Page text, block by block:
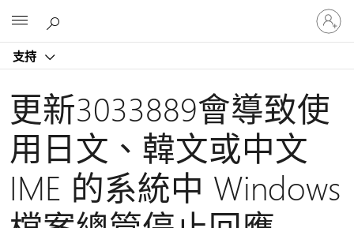
支持
登
入
您
戶
更新3033889會導致使
用日文、韓文或中文
IME 的系統中 Windows